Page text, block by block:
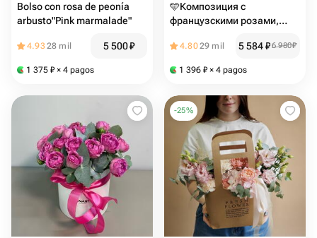
Bolso con rosa de peonía
arbusto"Pink marmalade️"
4.9328 mil 5 500₽
1 375 ₽ × 4 pagos
🩵Композиция с
французскими розами,
орхидеями
4.8029 mil 5 584₽6 980₽
1 396 ₽ × 4 pagos
-25%